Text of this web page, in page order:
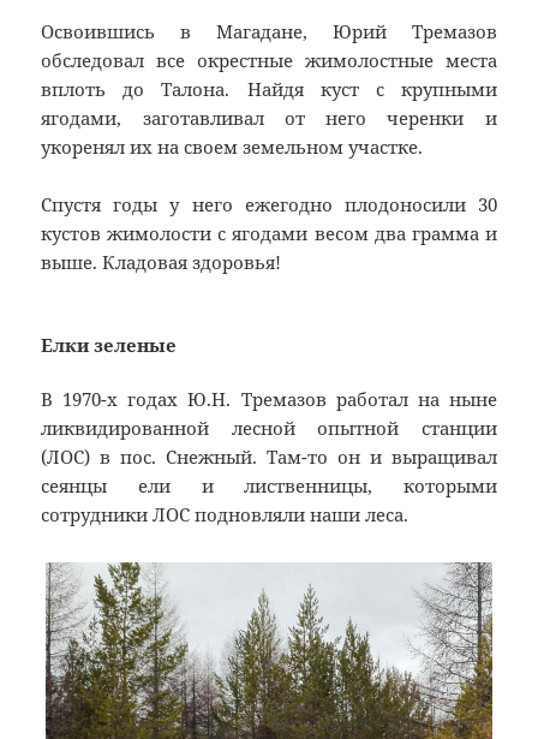
Освоившись в Магадане, Юрий Тремазов
обследовал все окрестные жимолостные места
вплоть до Талона. Найдя куст с крупными
ягодами, заготавливал от него черенки и
укоренял их на своем земельном участке.
Спустя годы у него ежегодно плодоносили 30
кустов жимолости с ягодами весом два грамма и
выше. Кладовая здоровья!
Елки зеленые
В 1970-х годах Ю.Н. Тремазов работал на ныне
ликвидированной лесной опытной станции
(ЛОС) в пос. Снежный. Там-то он и выращивал
сеянцы ели и лиственницы, которыми
сотрудники ЛОС подновляли наши леса.